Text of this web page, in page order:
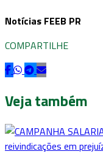
Notícias FEEB PR
COMPARTILHE
Veja também